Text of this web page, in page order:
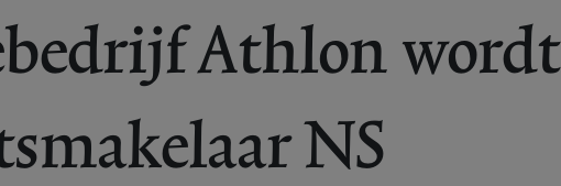
Athlon wordt
NS